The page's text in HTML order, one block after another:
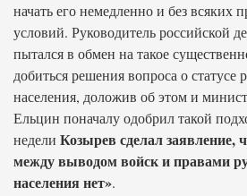
начать его немедленно и без всяких
условий. Руководитель российской
пытался в обмен на такое
добиться решения вопроса о статусе
населения, доложив об этом и
Ельцин поначалу одобрил такой
недели Козырев сделал заявление,
между выводом войск и правами
населения нет».